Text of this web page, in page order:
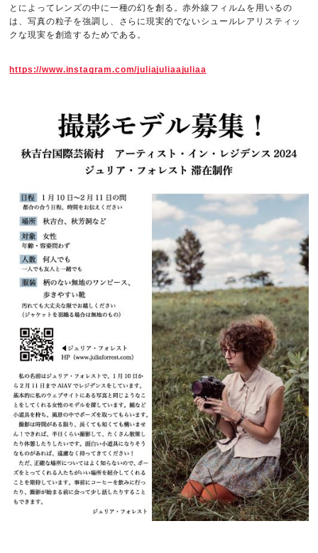
とによってレンズの中に一種の幻を創る。赤外線フィルムを用いるの
は、写真の粒子を強調し、さらに現実的でないシュールレアリスティッ
クな現実を創造するためである。
https://www.instagram.com/juliajuliaajuliaa